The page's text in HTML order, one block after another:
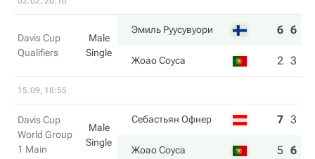
Davis Cup
Qualifiers
Male
Single
Эмиль Руусувуори 6 6
Жоао Соуса 2 3
15.09, 18:55
Davis Cup
World Group
1 Main
Male
Single
Себастьян Офнер 7 3
Жоао Соуса 5 6